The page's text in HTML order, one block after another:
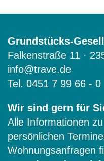
Grundstücks-
Falkenstraße 11 ·
info@trave.de
Tel. 0451 7 99 66 - 0
Wir sind gern für
Alle Informationen
persönlichen
Wohnungsanfragen